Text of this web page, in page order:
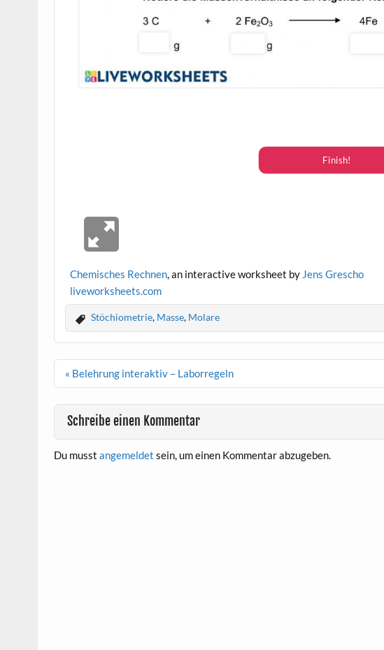
Chemisches Rechnen, an interactive worksheet by Jens Grescho
liveworksheets.com
Stöchiometrie, Masse, Molare
Beitragsnavigation
« Belehrung interaktiv – Laborregeln
Schreibe einen Kommentar
Du musst angemeldet sein, um einen Kommentar abzugeben.